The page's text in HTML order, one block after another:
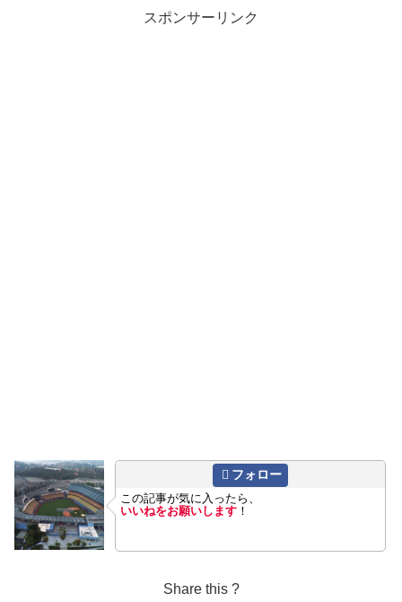
スポンサーリンク
フォロー
この記事が気に入ったら、
いいねをお願いします ！
Share this ?